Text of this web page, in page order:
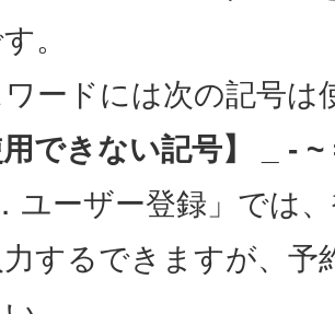
。
ードには次の記号は
用できない記号】 _ - ~
ユーザー登録」では
力するできますが、予